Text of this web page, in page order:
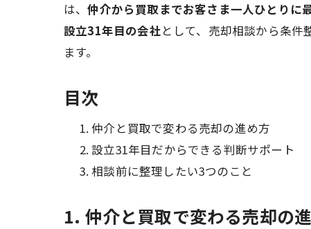
は、仲介から買取までお客さま一人ひとりに
設立31年目の会社として、売却相談から条
ます。
目次
仲介と買取で変わる売却の進め方
設立31年目だからできる判断サポート
相談前に整理したい3つのこと
1. 仲介と買取で変わる売却の